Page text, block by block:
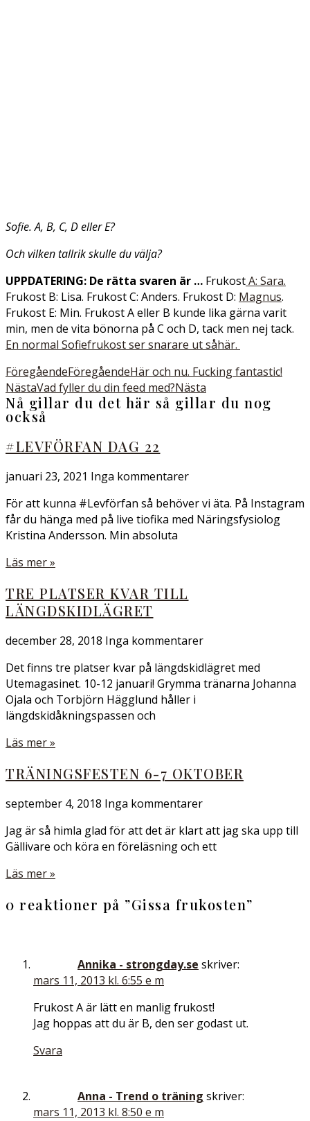
Sofie. A, B, C, D eller E?
Och vilken tallrik skulle du välja?
UPPDATERING: De rätta svaren är … FrukostA: Sara.
Frukost B: Lisa. Frukost C: Anders. Frukost D: Magnus.
Frukost E: Min. Frukost A eller B kunde lika gärna varit
min, men de vita bönorna på C och D, tack men nej tack.
En normal Sofiefrukost ser snarare ut såhär.
FöregåendeFöregåendeHär och nu. Fucking fantastic!
NästaVad fyller du din feed med?Nästa
Nå gillar du det här så gillar du nog
också
#LEVFÖRFAN DAG 22
januari 23, 2021 Inga kommentarer
För att kunna #Levförfan så behöver vi äta. På Instagram
får du hänga med på live tiofika med Näringsfysiolog
Kristina Andersson. Min absoluta
Läs mer »
TRE PLATSER KVAR TILL
LÄNGDSKIDLÄGRET
december 28, 2018 Inga kommentarer
Det finns tre platser kvar på längdskidlägret med
Utemagasinet. 10-12 januari! Grymma tränarna Johanna
Ojala och Torbjörn Hägglund håller i
längdskidåkningspassen och
Läs mer »
TRÄNINGSFESTEN 6-7 OKTOBER
september 4, 2018 Inga kommentarer
Jag är så himla glad för att det är klart att jag ska upp till
Gällivare och köra en föreläsning och ett
Läs mer »
0 reaktioner på ”Gissa frukosten”
Annika - strongday.se skriver:
mars 11, 2013 kl. 6:55 e m
Frukost A är lätt en manlig frukost!
Jag hoppas att du är B, den ser godast ut.
Svara
Anna - Trend o träning skriver:
mars 11, 2013 kl. 8:50 e m